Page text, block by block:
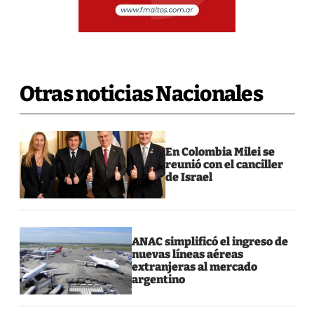
Otras noticias Nacionales
En Colombia Milei se
reunió con el canciller
de Israel
ANAC simplificó el ingreso de
nuevas líneas aéreas
extranjeras al mercado
argentino